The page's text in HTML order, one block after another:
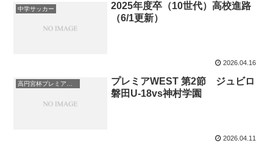
中学サッカー
2025年度卒（10世代）高校進路
（6/1更新）
2026.04.16
高円宮杯プレミアリーグ
プレミアWEST 第2節 ジュビロ
磐田U-18vs神村学園
2026.04.11